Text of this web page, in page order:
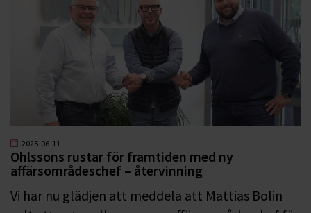
2025-06-11
Ohlssons rustar för framtiden med ny
affärsområdeschef – återvinning
Vi har nu glädjen att meddela att Mattias Bolin